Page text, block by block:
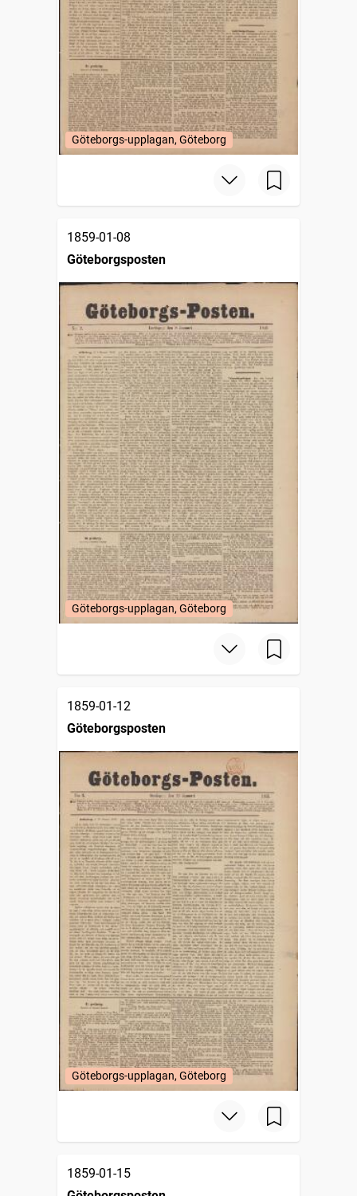
Göteborgs-upplagan, Göteborg
1859-01-08
Göteborgsposten
Göteborgs-upplagan, Göteborg
1859-01-12
Göteborgsposten
Göteborgs-upplagan, Göteborg
1859-01-15